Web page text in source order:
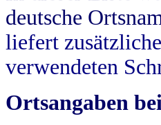
deutsche
liefert
verwendeten
Ortsangaben